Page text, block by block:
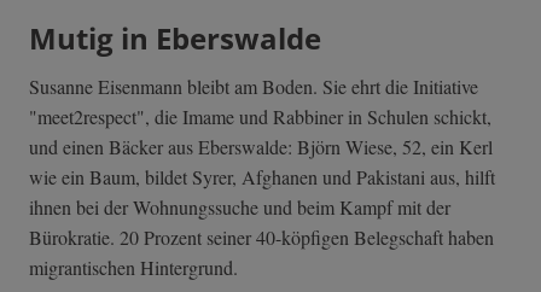
Mutig in Eberswalde
Susanne Eisenmann bleibt am Boden. Sie ehrt die Initiative
"meet2respect", die Imame und Rabbiner in Schulen schickt,
und einen Bäcker aus Eberswalde: Björn Wiese, 52, ein Kerl
wie ein Baum, bildet Syrer, Afghanen und Pakistani aus, hilft
ihnen bei der Wohnungssuche und beim Kampf mit der
Bürokratie. 20 Prozent seiner 40-köpfigen Belegschaft haben
migrantischen Hintergrund.